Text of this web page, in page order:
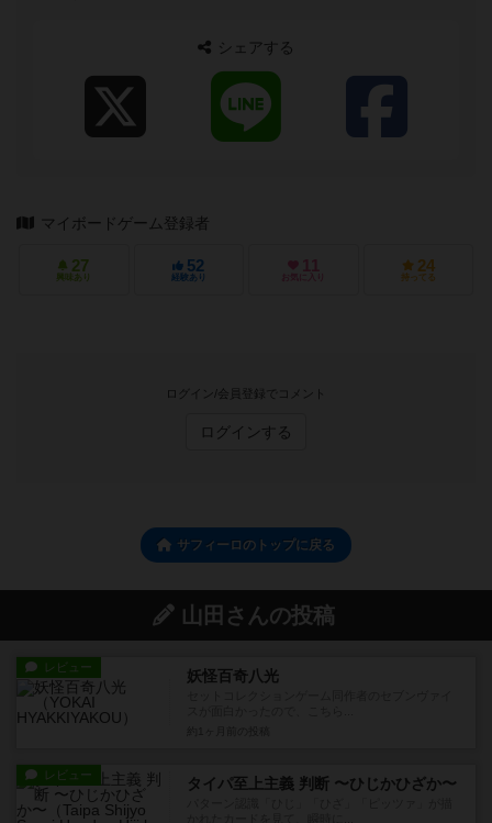
シェアする
マイボードゲーム登録者
27
興味あり
52
経験あり
11
お気に入り
24
持ってる
ログイン/会員登録でコメント
ログインする
サフィーロのトップに戻る
山田さんの投稿
レビュー 妖怪百奇八光
レビュー タイパ至上主義 判断 〜ひじかひざか〜